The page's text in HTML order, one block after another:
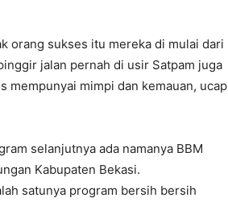
orang sukses itu mereka di mulai dari
jalan pernah di usir Satpam juga
mempunyai mimpi dan kemauan, ucap
selanjutnya ada namanya BBM
Kabupaten Bekasi.
satunya program bersih bersih